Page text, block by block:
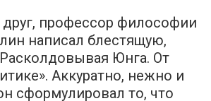
профессор философии
написал блестящую,
Юнга. От
Аккуратно, нежно и
сформулировал то, что